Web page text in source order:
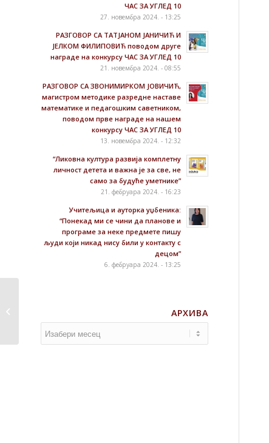
ЧАС ЗА УГЛЕД 10
27. новембра 2024. - 13:25
РАЗГОВОР СА ТАТЈАНОМ ЈАНИЧИЋ И
ЈЕЛКОМ ФИЛИПОВИЋ поводом друге
награде на конкурсу ЧАС ЗА УГЛЕД 10
21. новембра 2024. - 08:55
РАЗГОВОР СА ЗВОНИМИРКОМ ЈОВИЧИЋ,
магистром методике разредне наставе
математике и педагошким саветником,
поводом прве награде на нашем
конкурсу ЧАС ЗА УГЛЕД 10
13. новембра 2024. - 12:32
“Ликовна култура развија комплетну
личност детета и важна је за све, не
само за будуће уметнике”
21. фебруара 2024. - 16:23
Учитељица и ауторка уџбеника:
“Понекад ми се чини да планове и
програме за неке предмете пишу
људи који никад нису били у контакту с
децом”
6. фебруара 2024. - 13:25
АРХИВА